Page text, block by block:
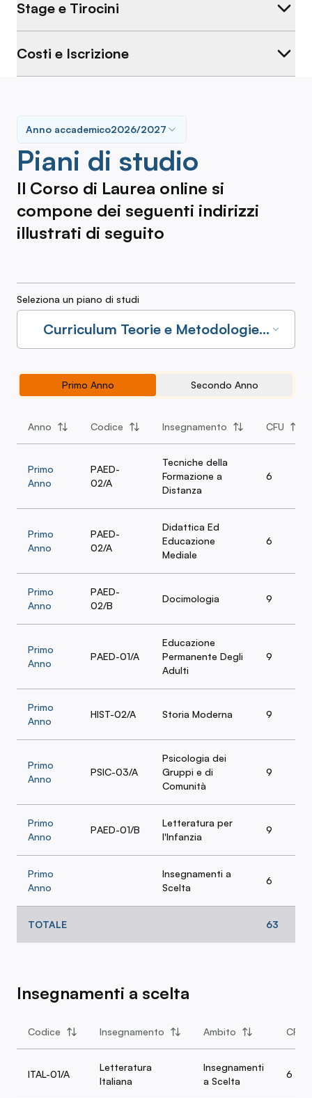
Stage e Tirocini
Costi e Iscrizione
Piani di studio
Anno accademico2026/2027
Il Corso di Laurea online si
compone dei seguenti indirizzi
illustrati di seguito
Seleziona un piano di studi
Curriculum Teorie e Metodologie
dell'E-Learning e della Media
Primo Anno Secondo Anno
Anno Codice Insegnamento CFU
Primo
Anno
PAED-
02/A
Tecniche della
Formazione a
Distanza
6
Primo
Anno
PAED-
02/A
Didattica Ed
Educazione
Mediale
6
Primo
Anno
PAED-
02/B
Docimologia 9
Primo
Anno
PAED-01/A
Educazione
Permanente Degli
Adulti
9
Primo
Anno
HIST-02/A Storia Moderna 9
Primo
Anno
PSIC-03/A
Psicologia dei
Gruppi e di
Comunità
9
Primo
Anno
PAED-01/B
Letteratura per
l'Infanzia
9
Primo
Anno
Insegnamenti a
Scelta
6
TOTALE 63
Insegnamenti a scelta
Codice Insegnamento Ambito CFU
ITAL-01/A
Letteratura
Italiana
Insegnamenti
a Scelta
6